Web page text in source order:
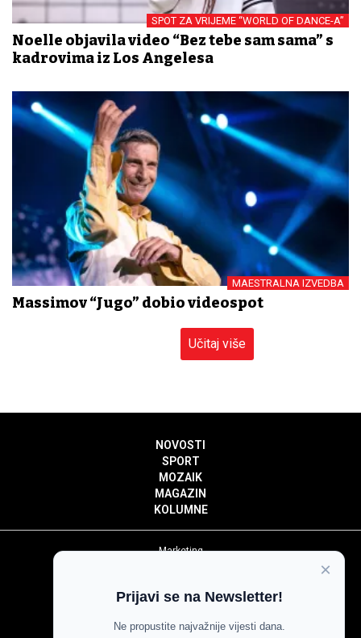
SPOT ZA VRIJEME “WORLD OF DANCE-A”
Noelle objavila video “Bez tebe sam sama” s
kadrovima iz Los Angelesa
MAESTRALNA IZVEDBA
Massimov “Jugo” dobio videospot
Učitaj više
NOVOSTI
SPORT
MOZAIK
MAGAZIN
KOLUMNE
Marketing
Impressum
Pravila komentiranja
×
Prijavi se na Newsletter!
Ne propustite najvažnije vijesti dana.